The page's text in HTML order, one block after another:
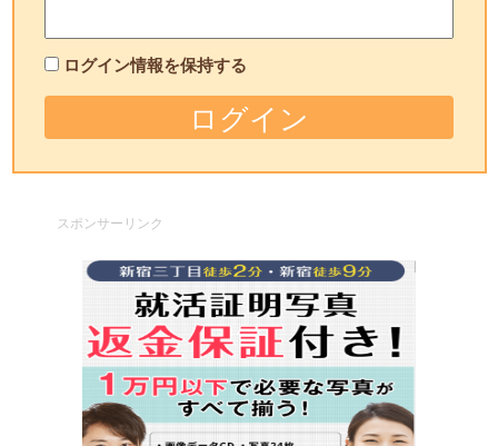
ログイン情報を保持する
スポンサーリンク